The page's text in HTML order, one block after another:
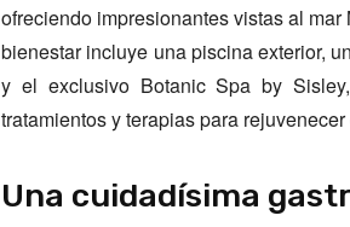
ofreciendo impresionantes vistas al
bienestar incluye una piscina exterior,
y el exclusivo Botanic Spa by
tratamientos y terapias para
Una cuidadísima